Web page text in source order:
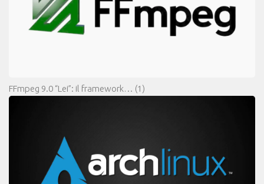
FFmpeg 9.0 “Lei”: il framework… (1)